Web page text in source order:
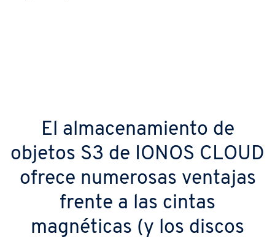
El almacenamiento de
objetos S3 de IONOS CLOUD
ofrece numerosas ventajas
frente a las cintas
magnéticas (y los discos